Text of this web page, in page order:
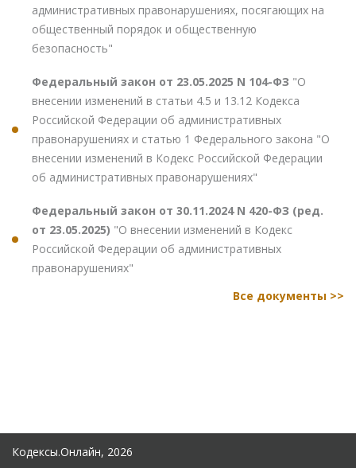
административных правонарушениях, посягающих на
общественный порядок и общественную
безопасность"
Федеральный закон от 23.05.2025 N 104-ФЗ "О
внесении изменений в статьи 4.5 и 13.12 Кодекса
Российской Федерации об административных
правонарушениях и статью 1 Федерального закона "О
внесении изменений в Кодекс Российской Федерации
об административных правонарушениях"
Федеральный закон от 30.11.2024 N 420-ФЗ (ред.
от 23.05.2025) "О внесении изменений в Кодекс
Российской Федерации об административных
правонарушениях"
Все документы >>
Кодексы.Онлайн, 2026